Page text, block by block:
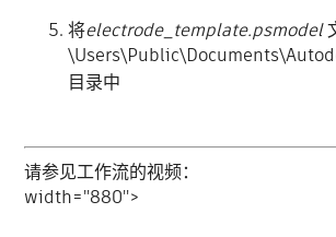
将electrode_template.psmodel
目录中
请参见工作流的视频：
width="880">